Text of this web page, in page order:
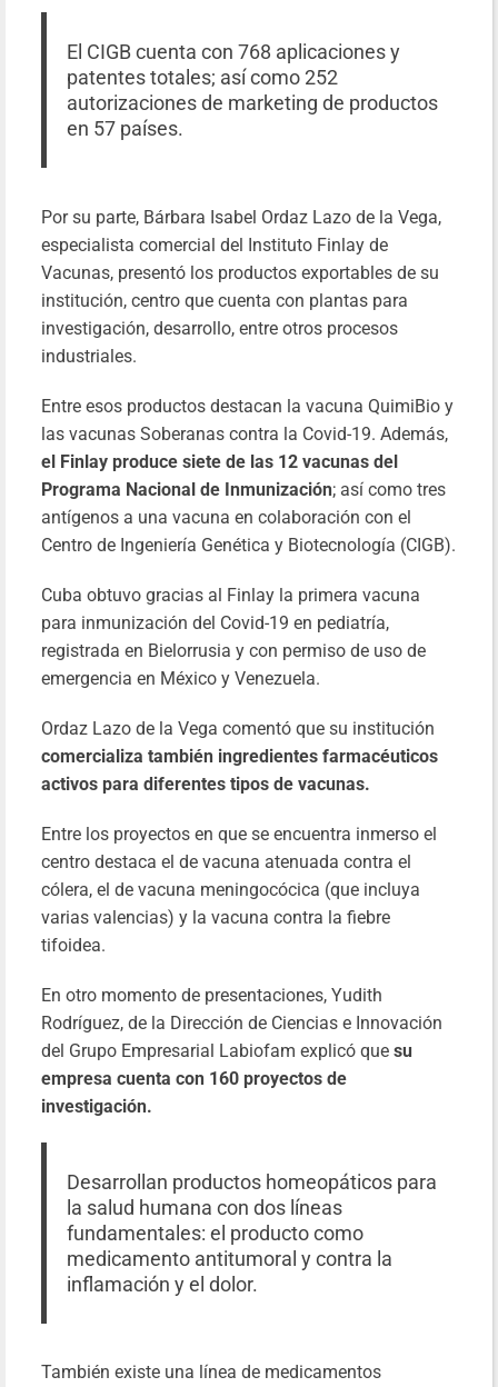
El CIGB cuenta con 768 aplicaciones y
patentes totales; así como 252
autorizaciones de marketing de productos
en 57 países.
Por su parte, Bárbara Isabel Ordaz Lazo de la Vega,
especialista comercial del Instituto Finlay de
Vacunas, presentó los productos exportables de su
institución, centro que cuenta con plantas para
investigación, desarrollo, entre otros procesos
industriales.
Entre esos productos destacan la vacuna QuimiBio y
las vacunas Soberanas contra la Covid-19. Además,
el Finlay produce siete de las 12 vacunas del
Programa Nacional de Inmunización; así como tres
antígenos a una vacuna en colaboración con el
Centro de Ingeniería Genética y Biotecnología (CIGB).
Cuba obtuvo gracias al Finlay la primera vacuna
para inmunización del Covid-19 en pediatría,
registrada en Bielorrusia y con permiso de uso de
emergencia en México y Venezuela.
Ordaz Lazo de la Vega comentó que su institución
comercializa también ingredientes farmacéuticos
activos para diferentes tipos de vacunas.
Entre los proyectos en que se encuentra inmerso el
centro destaca el de vacuna atenuada contra el
cólera, el de vacuna meningocócica (que incluya
varias valencias) y la vacuna contra la fiebre
tifoidea.
En otro momento de presentaciones, Yudith
Rodríguez, de la Dirección de Ciencias e Innovación
del Grupo Empresarial Labiofam explicó que su
empresa cuenta con 160 proyectos de
investigación.
Desarrollan productos homeopáticos para
la salud humana con dos líneas
fundamentales: el producto como
medicamento antitumoral y contra la
inflamación y el dolor.
También existe una línea de medicamentos